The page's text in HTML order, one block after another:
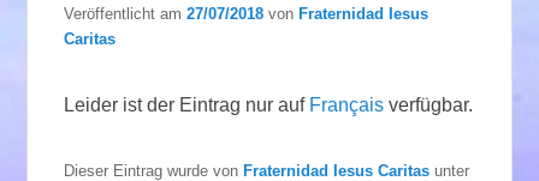
Veröffentlicht am27/07/2018 vonFraternidad Iesus
Caritas
Leider ist der Eintrag nur auf Français verfügbar.
Dieser Eintrag wurde vonFraternidad Iesus Caritas unter